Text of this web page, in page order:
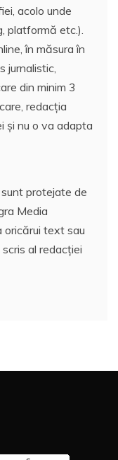
acolo unde
platformă etc.).
în măsura în
jurnalistic,
din minim 3
redacția
și nu o va adapta
protejate de
Media
oricărui text sau
al redacției